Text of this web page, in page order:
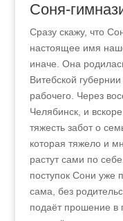
Соня-
Сразу скажу, что
настоящее имя
иначе. Она
Витебской
рабочего. Через
Челябинск, и
тяжесть забот о
которая тяжело и
растут сами по
поступок Сони уже
сама, без
подаёт прошение в